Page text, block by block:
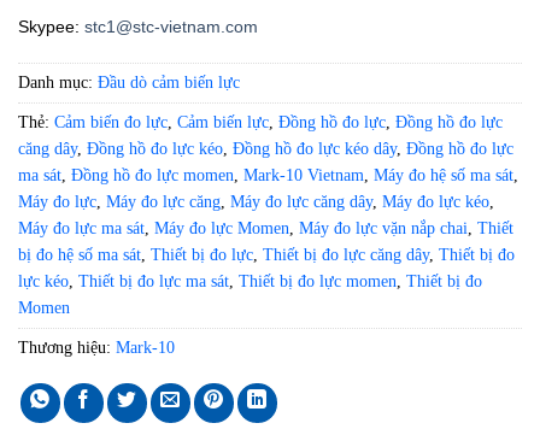
Skypee: stc1@stc-vietnam.com
Danh mục: Đầu dò cảm biến lực
Thẻ: Cảm biến đo lực Cảm biến lực Đồng hồ đo lực Đồng hồ đo lực
căng dây, Đồng hồ đo lực kéo Đồng hồ đo lực kéo dây, Đồng hồ đo lực
ma sát Đồng hồ đo lực momen Mark-10 Vietnam Máy đo hệ số ma sát
Máy đo lực Máy đo lực căng Máy đo lực căng dây, Máy đo lực kéo
Máy đo lực ma sát Máy đo lực Momen Máy đo lực vặn nắp chai Thiết
bị đo hệ số ma sát Thiết bị đo lực Thiết bị đo lực căng dây, Thiết bị đo
lực kéo Thiết bị đo lực ma sát Thiết bị đo lực momen Thiết bị đo
Momen
Thương hiệu: Mark-10